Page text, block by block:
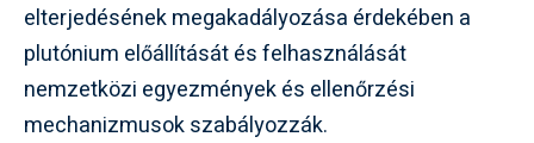
elterjedésének megakadályozása érdekében a
plutónium előállítását és felhasználását
nemzetközi egyezmények és ellenőrzési
mechanizmusok szabályozzák.